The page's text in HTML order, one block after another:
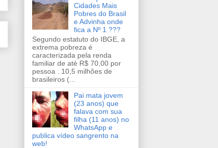
Cidades Mais
Pobres do Brasil
e Advinha onde
fica a Nº 1 ???
Segundo estatuto do IBGE, a
extrema pobreza é
caracterizada pela renda
familiar de até R$ 70,00 por
pessoa . 10,5 milhões de
brasileiros (...
Pai mata jovem
(23 anos) que
falava com sua
filha (11 anos) no
WhatsApp e
publica vídeo sangrento na
web!